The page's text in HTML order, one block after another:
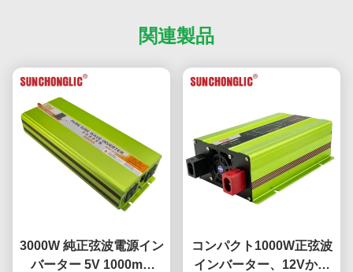
関連製品
3000W 純正弦波電源イン
バーター 5V 1000mA
コンパクト1000W正弦波
インバーター、12Vから